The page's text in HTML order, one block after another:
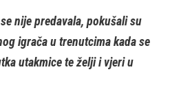
nije predavala, pokušali su
igrača u trenutcima kada se
utakmice te želji i vjeri u